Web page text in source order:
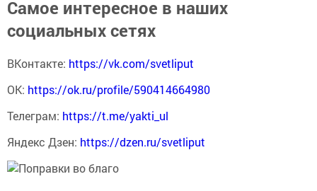
Самое интересное в наших
социальных сетях
ВКонтакте: https://vk.com/svetliput
ОК: https://ok.ru/profile/590414664980
Телеграм: https://t.me/yakti_ul
Яндекс Дзен: https://dzen.ru/svetliput